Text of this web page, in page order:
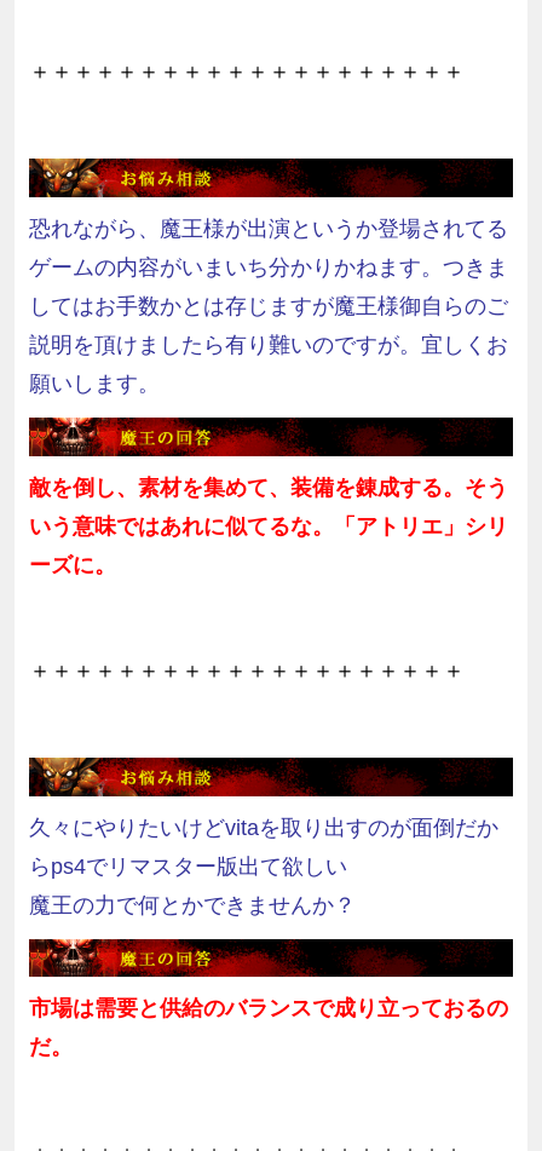
＋＋＋＋＋＋＋＋＋＋＋＋＋＋＋＋＋＋＋＋
恐れながら、魔王様が出演というか登場されてる
ゲームの内容がいまいち分かりかねます。つきま
してはお手数かとは存じますが魔王様御自らのご
説明を頂けましたら有り難いのですが。宜しくお
願いします。
敵を倒し、素材を集めて、装備を錬成する。そう
いう意味ではあれに似てるな。「アトリエ」シリ
ーズに。
＋＋＋＋＋＋＋＋＋＋＋＋＋＋＋＋＋＋＋＋
久々にやりたいけどvitaを取り出すのが面倒だか
らps4でリマスター版出て欲しい
魔王の力で何とかできませんか？
市場は需要と供給のバランスで成り立っておるの
だ。